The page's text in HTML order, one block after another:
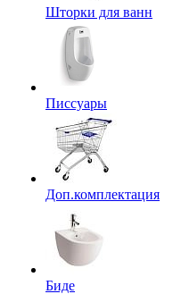
Шторки для ванн
Писсуары
Доп.комплектация
Биде